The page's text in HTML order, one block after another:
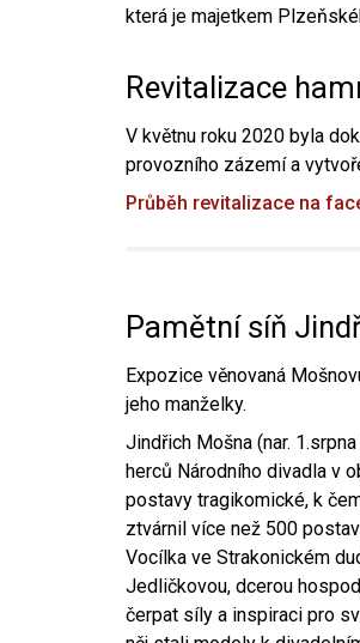
která je majetkem
Revitalizace
V květnu roku 2020 byla
provozního zázemí a
Průběh revitalizace na
Pamětní síň
Expozice věnovaná
jeho manželky.
Jindřich Mošna (nar.
herců Národního divadla v
postavy tragikomické, k
ztvárnil více než 500
Vocílka ve Strakonickém
Jedličkovou, dcerou
čerpat síly a inspiraci pro